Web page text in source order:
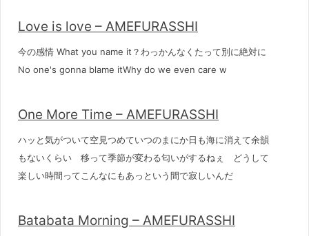
Love is love – AMEFURASSHI
今の感情 What you name it？わっかんなくたって別に絶対に
No one's gonna blame itWhy do we even care w
One More Time – AMEFURASSHI
ハッと気がついて空見つめていつのまにか日も海に消えて余韻
もないくらい 移って季節が変わる匂いがするねぇ どうして
楽しい時間ってこんなにもあっという間で寂しいんだ
Batabata Morning – AMEFURASSHI